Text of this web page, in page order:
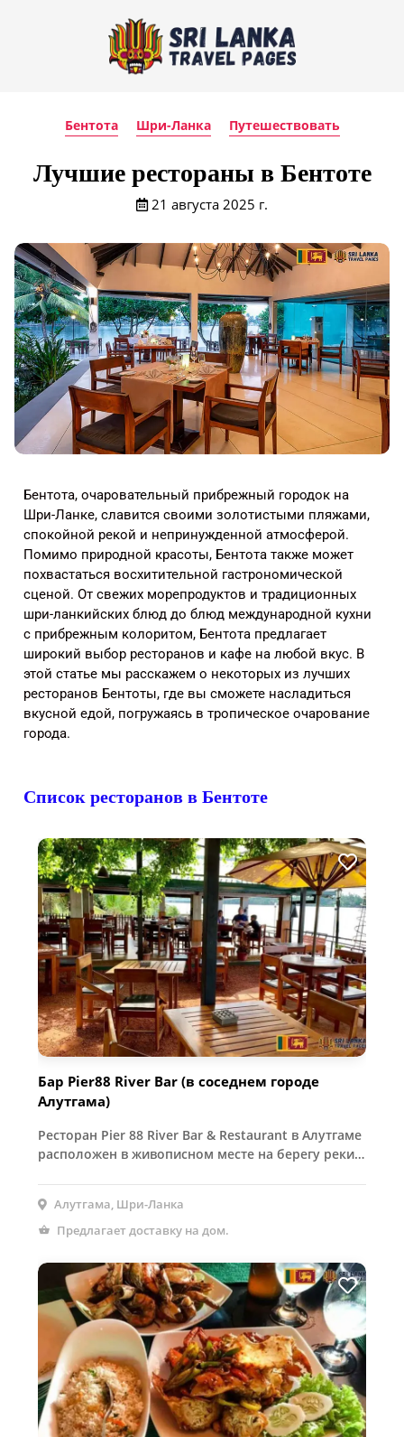
Бентота Шри-Ланка Путешествовать
Лучшие рестораны в Бентоте
21 августа 2025 г.
Бентота, очаровательный прибрежный городок на
Шри-Ланке, славится своими золотистыми пляжами,
спокойной рекой и непринужденной атмосферой.
Помимо природной красоты, Бентота также может
похвастаться восхитительной гастрономической
сценой. От свежих морепродуктов и традиционных
шри-ланкийских блюд до блюд международной кухни
с прибрежным колоритом, Бентота предлагает
широкий выбор ресторанов и кафе на любой вкус. В
этой статье мы расскажем о некоторых из лучших
ресторанов Бентоты, где вы сможете насладиться
вкусной едой, погружаясь в тропическое очарование
города.
Список ресторанов в Бентоте
Бар Pier88 River Bar (в соседнем городе
Алутгама)
Ресторан Pier 88 River Bar & Restaurant в Алутгаме
расположен в живописном месте на берегу реки…
Алутгама, Шри-Ланка
Предлагает доставку на дом.